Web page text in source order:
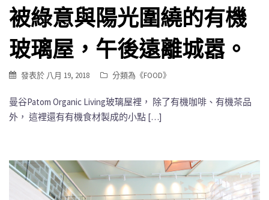
被綠意與陽光圍繞的有機
玻璃屋，午後遠離城嚣。
發表於 八月 19, 2018 分類為《FOOD》
曼谷Patom Organic Living玻璃屋裡， 除了有機咖啡、有機茶品
外， 這裡還有有機食材製成的小點 […]